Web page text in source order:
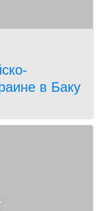
в Баку